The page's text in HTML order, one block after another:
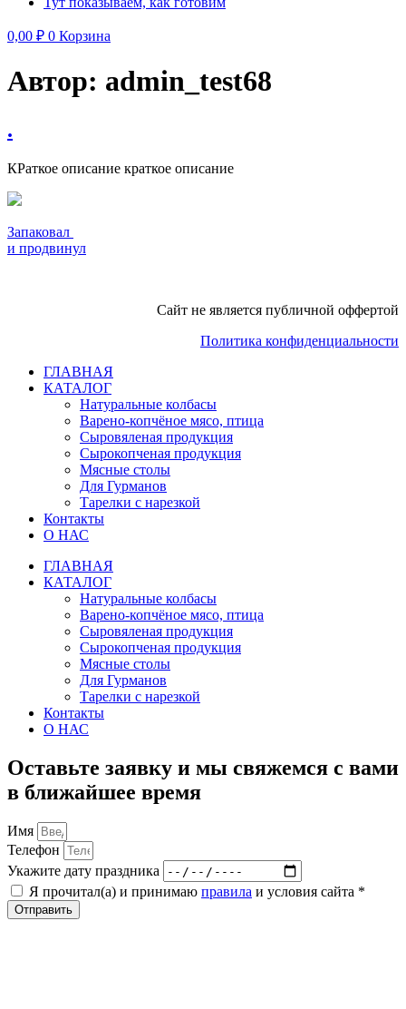
0,00 ₽ 0 Корзина
Автор: admin_test68
.
КРаткое описание краткое описание
Запаковал
и продвинул
Сайт не является публичной оффертой
Политика конфиденциальности
ГЛАВНАЯ
КАТАЛОГ
Натуральные колбасы
Варено-копчёное мясо, птица
Сыровяленая продукция
Сырокопченая продукция
Мясные столы
Для Гурманов
Тарелки с нарезкой
Контакты
О НАС
ГЛАВНАЯ
КАТАЛОГ
Натуральные колбасы
Варено-копчёное мясо, птица
Сыровяленая продукция
Сырокопченая продукция
Мясные столы
Для Гурманов
Тарелки с нарезкой
Контакты
О НАС
Оставьте заявку и мы свяжемся с вами
в ближайшее время
Имя
Телефон
Укажите дату праздника
Я прочитал(а) и принимаю правила и условия сайта *
Отправить